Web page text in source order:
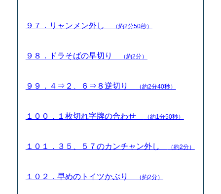
９７．リャンメン外し （約2分50秒）
９８．ドラそばの早切り （約2分）
９９．４⇒２、６⇒８逆切り （約2分40秒）
１００．１枚切れ字牌の合わせ （約1分50秒）
１０１．３５、５７のカンチャン外し （約2分）
１０２．早めのトイツかぶり （約2分）